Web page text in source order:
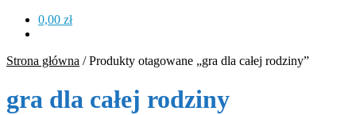
0,00 zł
Strona główna /Produkty otagowane „gra dla całej rodziny”
gra dla całej rodziny